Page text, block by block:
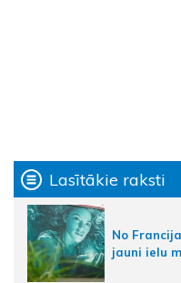
Lasītākie raksti
No
jauni ielu